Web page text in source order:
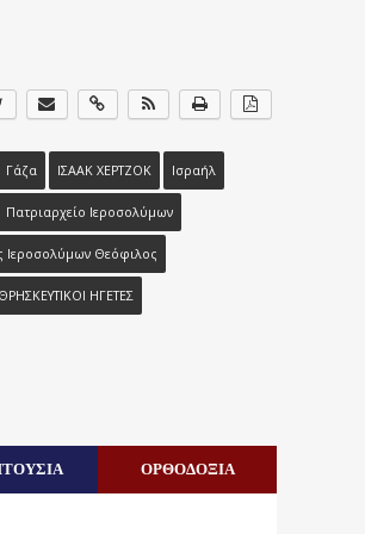
Γάζα ΙΣΑΑΚ ΧΕΡΤΖΟΚ Ισραήλ
Πατριαρχείο Ιεροσολύμων
Ιεροσολύµων Θεόφιλος
ΗΓΕΤΕΣ
ΟΡΘΟΔΟΞΙΑ